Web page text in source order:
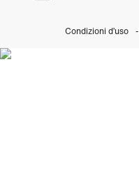
Condizioni d’uso